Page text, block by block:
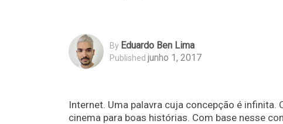
By Eduardo Ben Lima
Published junho 1, 2017
Internet. Uma palavra cuja concepção é
cinema para boas histórias. Com base nesse